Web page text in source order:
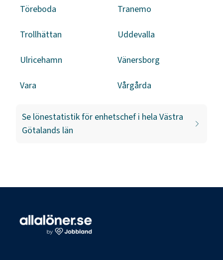
Töreboda Tranemo
Trollhättan Uddevalla
Ulricehamn Vänersborg
Vara Vårgårda
Se lönestatistik för enhetschef i hela Västra
Götalands län